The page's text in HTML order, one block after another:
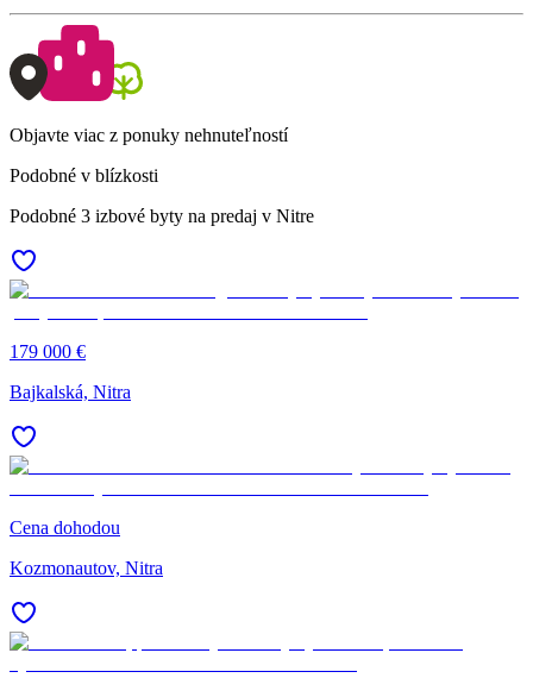
Objavte viac z ponuky nehnuteľností
Podobné v blízkosti
Podobné 3 izbové byty na predaj v Nitre
179 000 €
Bajkalská, Nitra
Cena dohodou
Kozmonautov, Nitra